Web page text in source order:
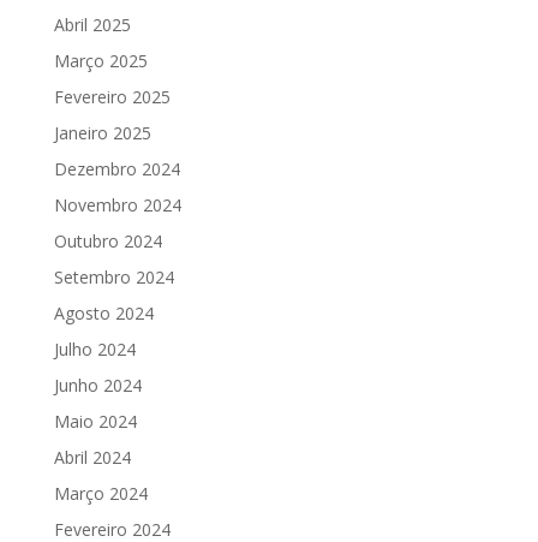
Abril 2025
Março 2025
Fevereiro 2025
Janeiro 2025
Dezembro 2024
Novembro 2024
Outubro 2024
Setembro 2024
Agosto 2024
Julho 2024
Junho 2024
Maio 2024
Abril 2024
Março 2024
Fevereiro 2024